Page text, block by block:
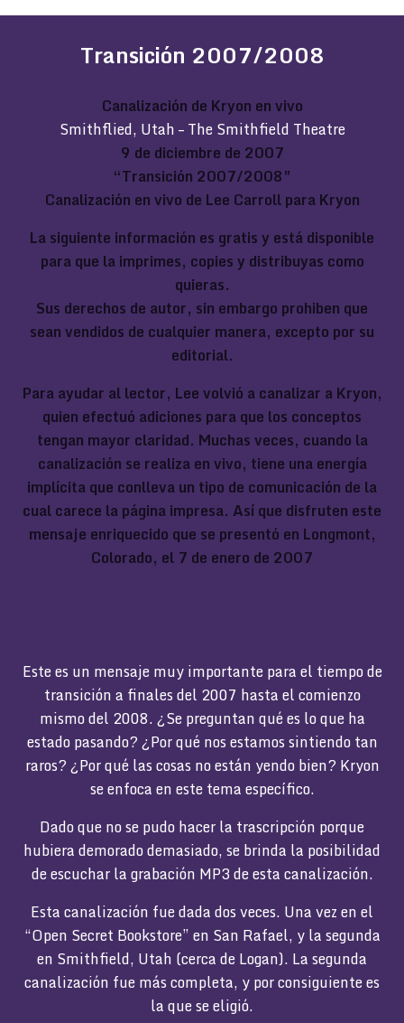
Transición 2007/2008
Canalización de Kryon en vivo
Smithflied, Utah – The Smithfield Theatre
9 de diciembre de 2007
“Transición 2007/2008″
Canalización en vivo de Lee Carroll para Kryon
La siguiente información es gratis y está disponible
para que la imprimes, copies y distribuyas como
quieras.
Sus derechos de autor, sin embargo prohiben que
sean vendidos de cualquier manera, excepto por su
editorial.
Para ayudar al lector, Lee volvió a canalizar a Kryon,
quien efectuó adiciones para que los conceptos
tengan mayor claridad. Muchas veces, cuando la
canalización se realiza en vivo, tiene una energía
implícita que conlleva un tipo de comunicación de la
cual carece la página impresa. Así que disfruten este
mensaje enriquecido que se presentó en Longmont,
Colorado, el 7 de enero de 2007
Este es un mensaje muy importante para el tiempo de
transición a finales del 2007 hasta el comienzo
mismo del 2008. ¿Se preguntan qué es lo que ha
estado pasando? ¿Por qué nos estamos sintiendo tan
raros? ¿Por qué las cosas no están yendo bien? Kryon
se enfoca en este tema específico.
Dado que no se pudo hacer la trascripción porque
hubiera demorado demasiado, se brinda la posibilidad
de escuchar la grabación MP3 de esta canalización.
Esta canalización fue dada dos veces. Una vez en el
“Open Secret Bookstore” en San Rafael, y la segunda
en Smithfield, Utah (cerca de Logan). La segunda
canalización fue más completa, y por consiguiente es
la que se eligió.